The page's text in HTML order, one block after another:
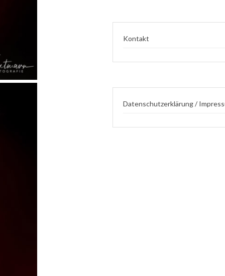
Kontakt
Datenschutzerklärung /